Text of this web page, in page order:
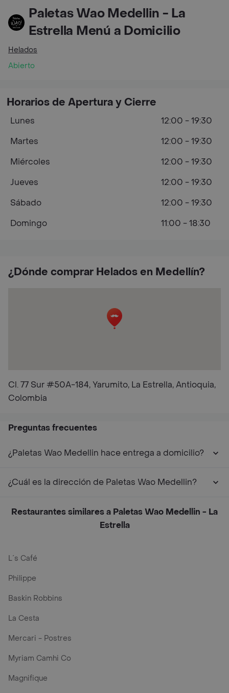
Paletas Wao Medellin - La
Estrella Menú a Domicilio
Helados
Abierto
¿Dónde comprar Helados en Medellín?
Cl. 77 Sur #50A-184, Yarumito, La Estrella, Antioquia,
Colombia
Horarios de Apertura y Cierre
Lunes
12:00 - 19:30
Martes
12:00 - 19:30
Miércoles
12:00 - 19:30
Jueves
12:00 - 19:30
Sábado
12:00 - 19:30
Domingo
11:00 - 18:30
Preguntas frecuentes
¿Paletas Wao Medellin hace entrega a domicilio?
¿Cuál es la dirección de Paletas Wao Medellin?
Restaurantes similares a Paletas Wao Medellin - La
Estrella
L´s Café
Philippe
Baskin Robbins
La Cesta
Mercari - Postres
Myriam Camhi Co
Magnifique